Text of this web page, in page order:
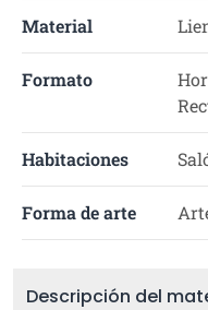
Material
Formato
Habitaciones
Forma de arte
Descripción del